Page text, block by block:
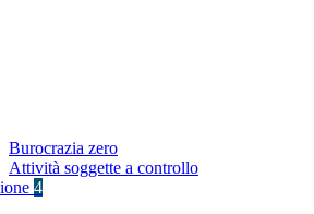
Burocrazia zero
Attività soggette a controllo
4